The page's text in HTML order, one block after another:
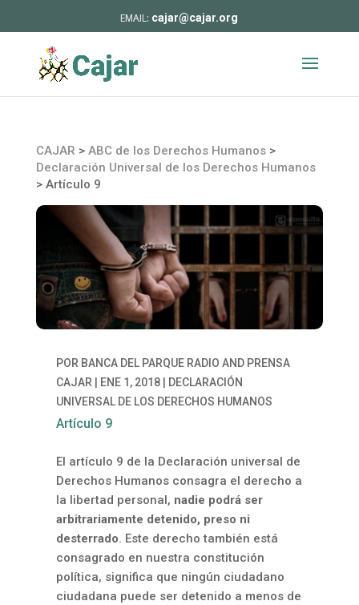
cajar@cajar.org
CAJAR > ABC de los Derechos Humanos>
Declaración Universal de los Derechos Humanos
> Artículo 9
POR BANCA DEL PARQUE RADIO AND PRENSA
CAJAR | ENE 1, 2018| DECLARACIÓN
UNIVERSAL DE LOS DERECHOS HUMANOS
Artículo 9
El artículo 9 de la Declaración universal de
Derechos Humanos consagra el derecho a
la libertad personal, nadie podrá ser
arbitrariamente detenido, preso ni
desterrado. Este derecho también está
consagrado en nuestra constitución
política, significa que ningún ciudadano
ciudadana puede ser detenido a menos de